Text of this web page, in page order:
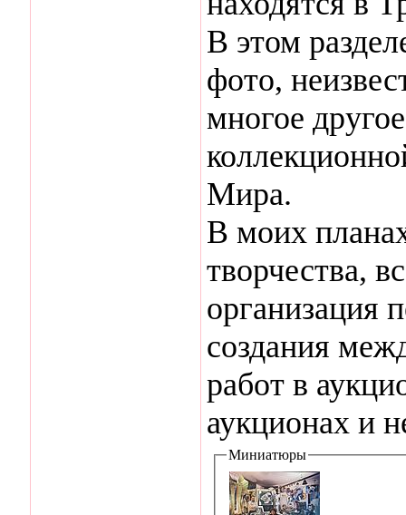
В этом
фото,
многое
Мира.
В моих
творчества,
организация
создания
работ в
аукционах и
Миниатюры